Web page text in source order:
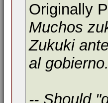
Originally
Muchos
Zukuki
al gobierno.
-- Should